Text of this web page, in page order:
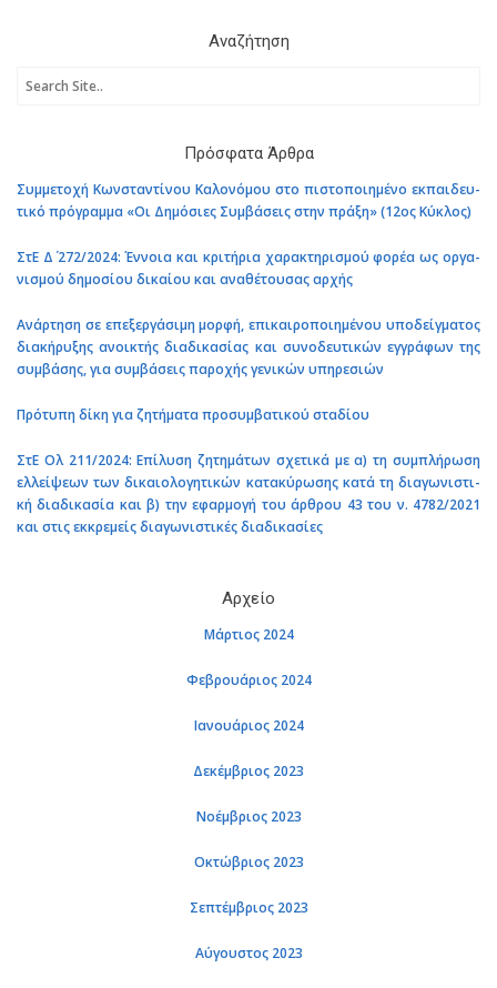
Ανα­ζή­τη­ση
Πρό­σφα­τα Άρθρα
Συμ­με­το­χή Κων­στα­ντί­νου Κα­λο­νό­μου στο πι­στο­ποι­η­μέ­νο εκ­παι­δευ­
τι­κό πρό­γραμ­μα «Οι Δη­μό­σιες Συμ­βά­σεις στην πράξη» (12ος Κύ­κλος)
ΣτΕ Δ΄ 272/2024: Έν­νοια και κρι­τή­ρια χα­ρα­κτη­ρι­σμού φορέα ως ορ­γα­
νι­σμού δη­μο­σί­ου δι­καί­ου και ανα­θέ­του­σας αρχής
Ανάρ­τη­ση σε επε­ξερ­γά­σι­μη μορφή, επι­και­ρο­ποι­η­μέ­νου υπο­δείγ­μα­τος
δια­κή­ρυ­ξης ανοι­κτής δια­δι­κα­σί­ας και συ­νο­δευ­τι­κών εγ­γρά­φων της
συμ­βά­σης, για συμ­βά­σεις πα­ρο­χής γε­νι­κών υπη­ρε­σιών
Πρό­τυ­πη δίκη για ζη­τή­μα­τα προ­συμ­βα­τι­κού στα­δί­ου
ΣτΕ Ολ 211/2024: Επί­λυ­ση ζη­τη­μά­των σχε­τι­κά με α) τη συ­μπλή­ρω­ση
ελ­λεί­ψε­ων των δι­καιο­λο­γη­τι­κών κα­τα­κύ­ρω­σης κατά τη δια­γω­νι­στι­
κή δια­δι­κα­σία και β) την εφαρ­μο­γή του άρ­θρου 43 του ν. 4782/2021
και στις εκ­κρε­μείς δια­γω­νι­στι­κές δια­δι­κα­σί­ες
Αρ­χείο
Μάρ­τιος 2024
Φε­βρουά­ριος 2024
Ια­νουά­ριος 2024
Δε­κέμ­βριος 2023
Νο­έμ­βριος 2023
Οκτώ­βριος 2023
Σε­πτέμ­βριος 2023
Αύ­γου­στος 2023